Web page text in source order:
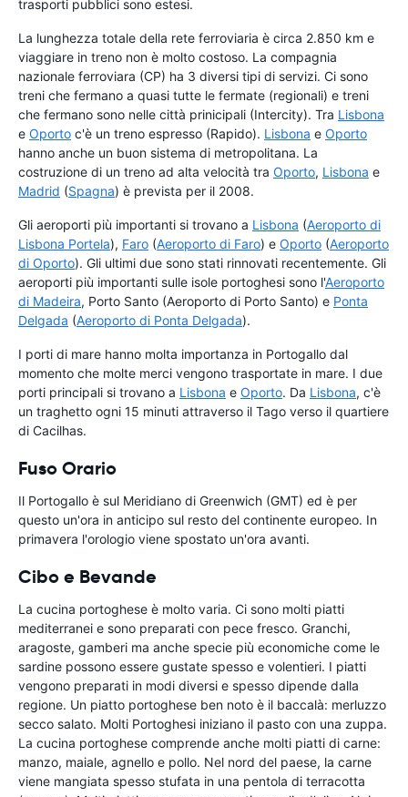
trasporti pubblici sono estesi.
La lunghezza totale della rete ferroviaria è circa 2.850 km e
viaggiare in treno non è molto costoso. La compagnia
nazionale ferroviara (CP) ha 3 diversi tipi di servizi. Ci sono
treni che fermano a quasi tutte le fermate (regionali) e treni
che fermano sono nelle città prinicipali (Intercity). Tra Lisbona
e Oporto c'è un treno espresso (Rapido). Lisbona e Oporto
hanno anche un buon sistema di metropolitana. La
costruzione di un treno ad alta velocità tra Oporto, Lisbona e
Madrid (Spagna) è prevista per il 2008.
Gli aeroporti più importanti si trovano a Lisbona (Aeroporto di
Lisbona Portela), Faro (Aeroporto di Faro) e Oporto (Aeroporto
di Oporto). Gli ultimi due sono stati rinnovati recentemente. Gli
aeroporti più importanti sulle isole portoghesi sono l'Aeroporto
di Madeira, Porto Santo (Aeroporto di Porto Santo) e Ponta
Delgada (Aeroporto di Ponta Delgada).
I porti di mare hanno molta importanza in Portogallo dal
momento che molte merci vengono trasportate in mare. I due
porti principali si trovano a Lisbona e Oporto. Da Lisbona, c'è
un traghetto ogni 15 minuti attraverso il Tago verso il quartiere
di Cacilhas.
Fuso Orario
Il Portogallo è sul Meridiano di Greenwich (GMT) ed è per
questo un'ora in anticipo sul resto del continente europeo. In
primavera l'orologio viene spostato un'ora avanti.
Cibo e Bevande
La cucina portoghese è molto varia. Ci sono molti piatti
mediterranei e sono preparati con pece fresco. Granchi,
aragoste, gamberi ma anche specie più economiche come le
sardine possono essere gustate spesso e volentieri. I piatti
vengono preparati in modi diversi e spesso dipende dalla
regione. Un piatto portoghese ben noto è il baccalà: merluzzo
secco salato. Molti Portoghesi iniziano il pasto con una zuppa.
La cucina portoghese comprende anche molti piatti di carne:
manzo, maiale, agnello e pollo. Nel nord del paese, la carne
viene mangiata spesso stufata in una pentola di terracotta